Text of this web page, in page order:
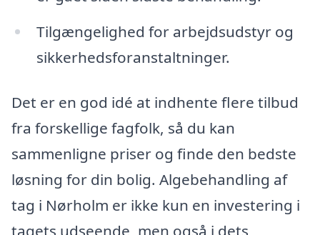
Tilgængelighed for arbejdsudstyr og
sikkerhedsforanstaltninger.
Det er en god idé at indhente flere tilbud
fra forskellige fagfolk, så du kan
sammenligne priser og finde den bedste
løsning for din bolig. Algebehandling af
tag i Nørholm er ikke kun en investering i
tagets udseende, men også i dets